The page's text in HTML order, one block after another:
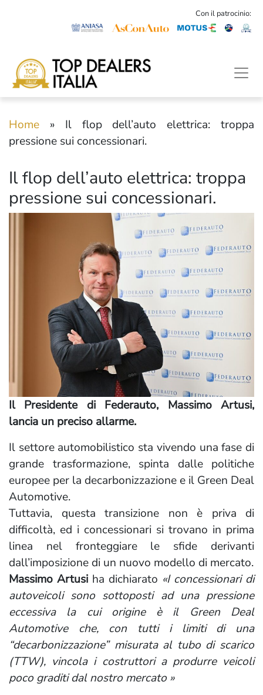
Con il patrocinio:
Home » Il flop dell’auto elettrica: troppa
pressione sui concessionari.
Il flop dell’auto elettrica: troppa
pressione sui concessionari.
Il Presidente di Federauto, Massimo Artusi,
lancia un preciso allarme.
Il settore automobilistico sta vivendo una fase di
grande trasformazione, spinta dalle politiche
europee per la decarbonizzazione e il Green Deal
Automotive.
Tuttavia, questa transizione non è priva di
difficoltà, ed i concessionari si trovano in prima
linea nel fronteggiare le sfide derivanti
dall’imposizione di un nuovo modello di mercato.
Massimo Artusi ha dichiarato «I concessionari di
autoveicoli sono sottoposti ad una pressione
eccessiva la cui origine è il Green Deal
Automotive che, con tutti i limiti di una
“decarbonizzazione” misurata al tubo di scarico
(TTW), vincola i costruttori a produrre veicoli
poco graditi dal nostro mercato »